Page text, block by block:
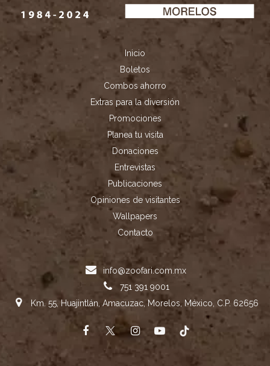
info@zoofari.com.mx
751 391 9001
Km. 55, Huajintlán, Amacuzac, Morelos, México, C.P. 62656
Inicio
Boletos
Combos ahorro
Extras para la diversión
Promociones
Planea tu visita
Donaciones
Entrevistas
Publicaciones
Opiniones de visitantes
Wallpapers
Contacto